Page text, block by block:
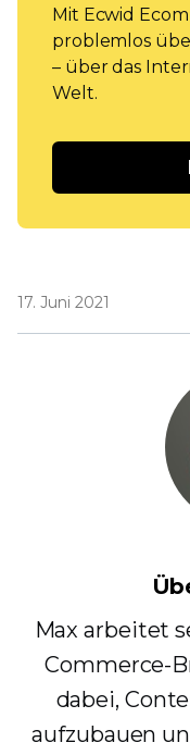
Mit Ecwid
problemlos
– über das
Welt.
17. Juni 2021
Max arbeitet
Commerce-
dabei,
aufzubauen